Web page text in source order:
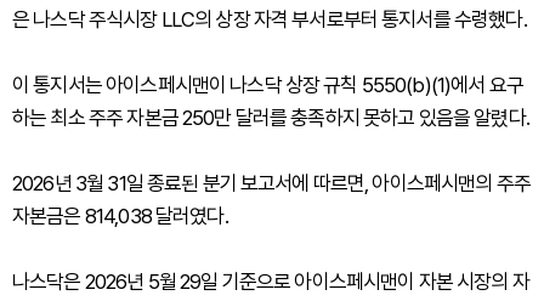
은 나스닥 주식시장 LLC의 상장 자격 부서로부터 통지서를 수령했다.
이 통지서는 아이스페시맨이 나스닥 상장 규칙 5550(b)(1)에서 요구
하는 최소 주주 자본금 250만 달러를 충족하지 못하고 있음을 알렸다.
2026년 3월 31일 종료된 분기 보고서에 따르면, 아이스페시맨의 주주
자본금은 814,038 달러였다.
나스닥은 2026년 5월 29일 기준으로 아이스페시맨이 자본 시장의 자